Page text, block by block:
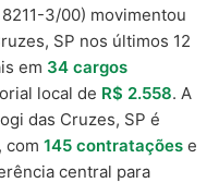
8211-3/00) movimentou
SP nos últimos 12
em 34 cargos
local de R$ 2.558. A
das Cruzes, SP é
, com 145 contratações e
central para